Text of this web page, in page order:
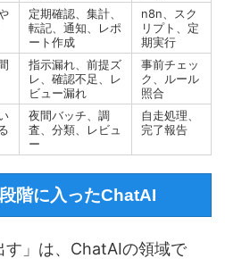
定期確認、集計、
転記、通知、レポ
ート作成
n8n、スク
リプト、定
期実行
指示漏れ、前提ズ
レ、確認不足、レ
ビュー漏れ
事前チェッ
ク、ルール
照合
夜間バッチ、調
査、分類、レビュ
ー
自走処理、
完了報告
階に入ったChatAI
す」は、ChatAIの領域で